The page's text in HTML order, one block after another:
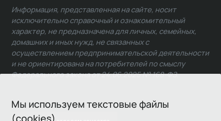
Мы используем текстовые файлы
(cookies)
Информация, представленная на сайте, носит
исключительно справочный и ознакомительный
характер, не предназначена для личных, семейных,
домашних и иных нужд, не связанных с
осуществлением предпринимательской деятельности
и не ориентирована на потребителей по смыслу
Федерального закона от 24.06.2025 № 168-ФЗ.